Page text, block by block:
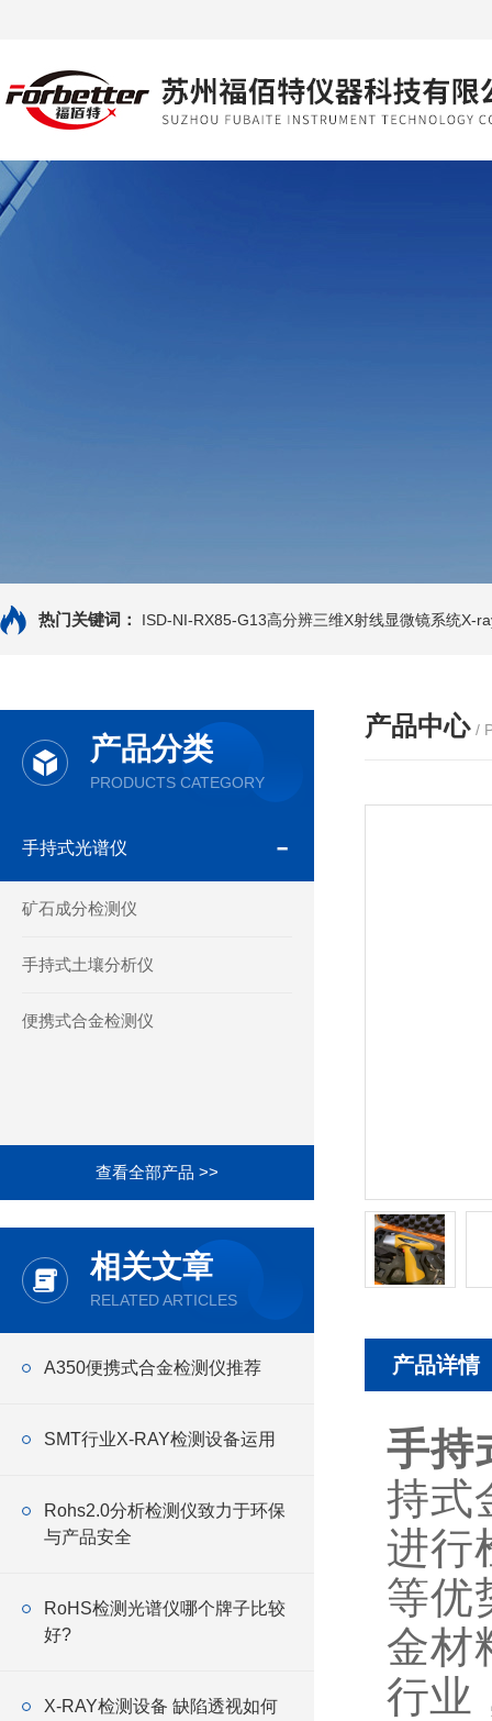
热门关键词： ISD-NI-RX85-G13高分辨三维X射线显微镜系统X-
产品分类
PRODUCTS CATEGORY
手持式光谱仪
矿石成分检测仪
手持式土壤分析仪
便携式合金检测仪
查看全部产品 >>
相关文章
RELATED ARTICLES
A350便携式合金检测仪推荐
SMT行业X-RAY检测设备运用
Rohs2.0分析检测仪致力于环保
与产品安全
RoHS检测光谱仪哪个牌子比较
好?
X-RAY检测设备 缺陷透视如何
产品中心 /
产品详情
手持
持式
进行
等优
金材
行业